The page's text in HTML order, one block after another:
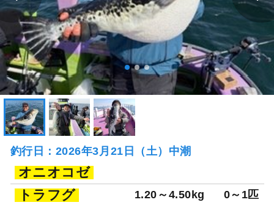
釣行日：2026年3月21日（土）中潮
オニオコゼ
トラフグ
1.20～4.50kg 0～1匹